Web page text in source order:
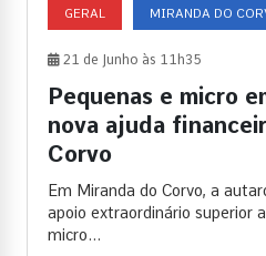
GERAL MIRANDA DO
21 de Junho às 11h35
Pequenas e micro
nova ajuda
Corvo
Em Miranda do Corvo, a
apoio extraordinário superior
micro...